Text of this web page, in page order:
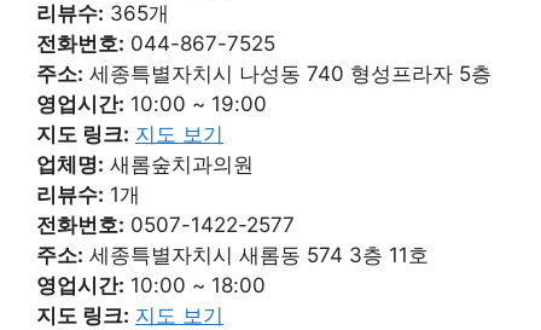
리뷰수: 365개
전화번호: 044-867-7525
주소: 세종특별자치시 나성동 740 형성프라자 5층
영업시간: 10:00 ~ 19:00
지도 링크: 지도 보기
업체명: 새롬숲치과의원
리뷰수: 1개
전화번호: 0507-1422-2577
주소: 세종특별자치시 새롬동 574 3층 11호
영업시간: 10:00 ~ 18:00
지도 링크: 지도 보기